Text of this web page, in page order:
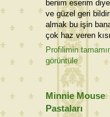
benim eserim
ve güzel geri
almak bu işin
çok haz veren
Profilimin
görüntüle
Minnie Mouse
Pastaları